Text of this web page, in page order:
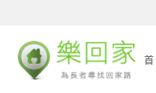
首